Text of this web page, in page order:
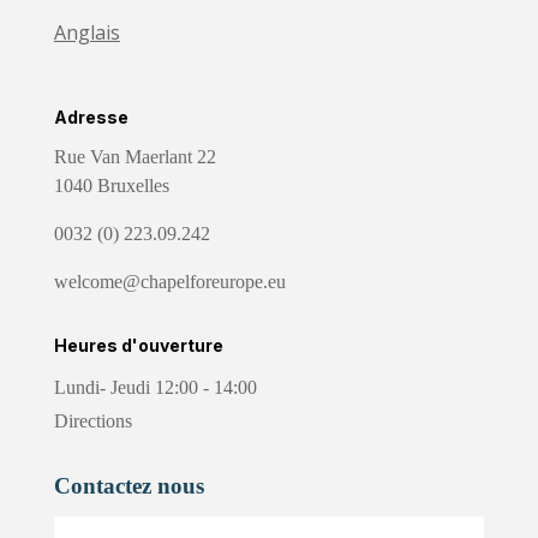
Anglais
Adresse
Rue Van Maerlant 22
1040 Bruxelles
0032 (0) 223.09.242
welcome@chapelforeurope.eu
Heures d'ouverture
Lundi- Jeudi 12:00 - 14:00
Directions
Contactez nous